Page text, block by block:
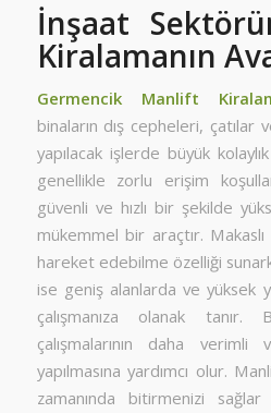
İnşaat
Kiralamanın
Germencik Manlift
binaların dış cepheleri, çatılar
yapılacak işlerde büyük
genellikle zorlu erişim
güvenli ve hızlı bir şekilde
mükemmel bir araçtır.
hareket edebilme özelliği
ise geniş alanlarda ve yüksek
çalışmanıza olanak
çalışmalarının daha
yapılmasına yardımcı olur.
zamanında bitirmenizi